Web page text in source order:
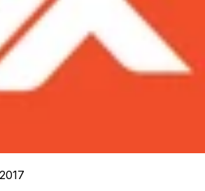
8895 của bộ đôi
S8 Plus phá vỡ kỷ lục
đa nhân trên